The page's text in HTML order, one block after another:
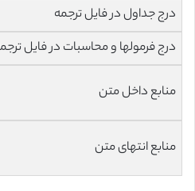
درج جداول در فایل ترجمه
درج فرمولها و محاسبات در فایل
منابع داخل متن
منابع انتهای متن